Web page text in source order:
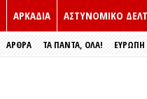
ΑΡΚΑΔΙΑ ΑΣΤΥΝΟΜΙΚΟ
ΑΡΘΡΑ ΤΑ ΠΑΝΤΑ, ΟΛΑ! ΕΥΡΏΠΗ